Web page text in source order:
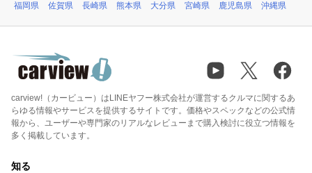
福岡県
佐賀県 長崎県 熊本県 大分県 宮崎県 鹿児島県 沖縄県
carview!（カービュー）はLINEヤフー株式会社が運営するクルマに関するあ
らゆる情報やサービスを提供するサイトです。価格やスペックなどの公式情
報から、ユーザーや専門家のリアルなレビューまで購入検討に役立つ情報を
多く掲載しています。
知る